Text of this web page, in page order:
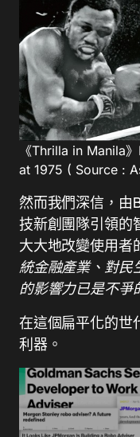
《Thrilla in Manila
at 1975 ( Source :
然而我們深信，
技新創團隊引領的
大大地改變使用者
統金融產業、對民
的影響力已是不爭
在這個扁平化的世
利器。